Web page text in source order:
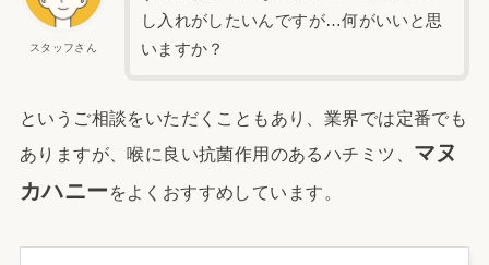
スタッフさん
し入れがしたいんですが…何がいいと思
いますか？
というご相談をいただくこともあり、業界では定番でも
ありますが、喉に良い抗菌作用のあるハチミツ、 マヌ
カハニー をよくおすすめしています。